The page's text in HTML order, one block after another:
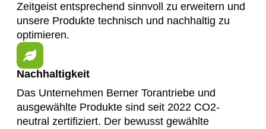
Zeitgeist entsprechend sinnvoll zu erweitern und
unsere Produkte technisch und nachhaltig zu
optimieren.
Nachhaltigkeit
Das Unternehmen Berner Torantriebe und
ausgewählte Produkte sind seit 2022 CO2-
neutral zertifiziert. Der bewusst gewählte